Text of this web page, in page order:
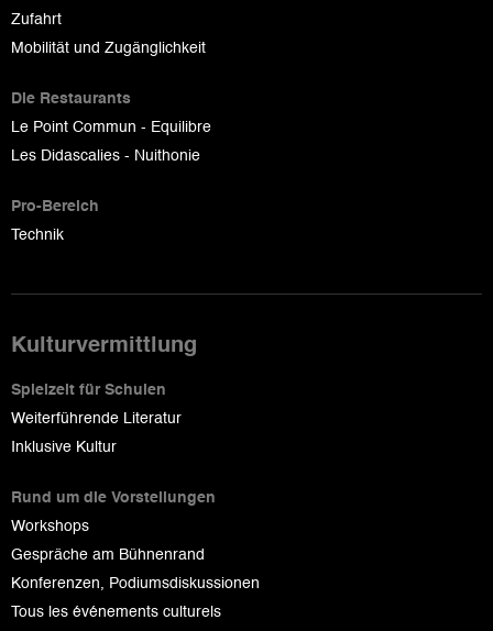
Zufahrt
Mobilität und Zugänglichkeit
Die Restaurants
Le Point Commun - Equilibre
Les Didascalies - Nuithonie
Pro-Bereich
Technik
Kulturvermittlung
Spielzeit für Schulen
Weiterführende Literatur
Inklusive Kultur
Rund um die Vorstellungen
Workshops
Gespräche am Bühnenrand
Konferenzen, Podiumsdiskussionen
Tous les événements culturels